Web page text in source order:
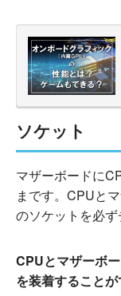
ソケット
マザーボードに
まです。CPUと
のソケットを必ず
CPUとマザーボ
を装着すること